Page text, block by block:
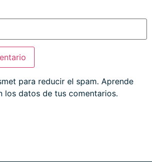
para reducir el spam. Aprende
los datos de tus comentarios.